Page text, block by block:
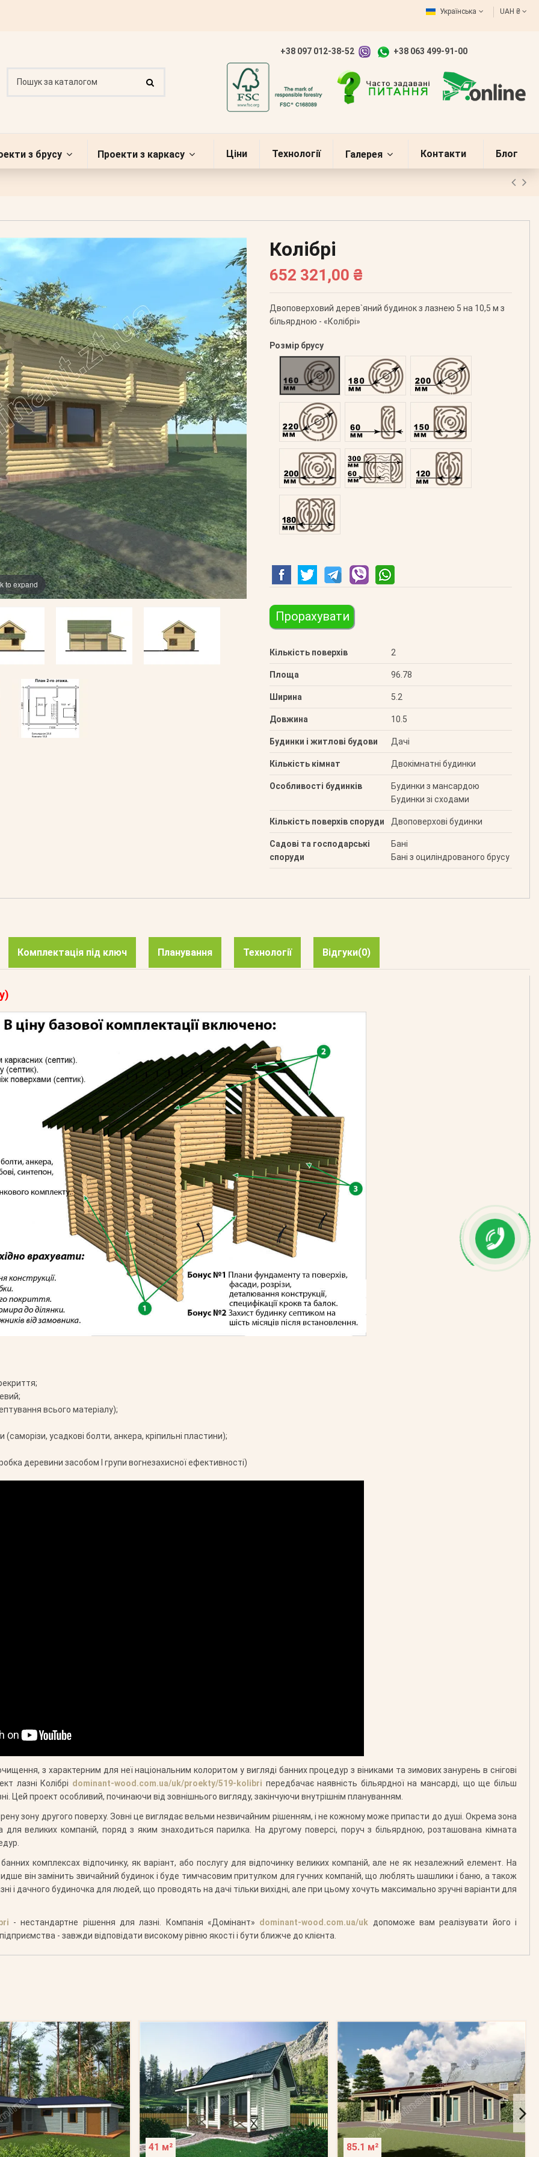
Українська UAH ₴
+38 097 012-38-52 +38 063 499-91-00
з брусу Проекти з каркасу Ціни Технології Галерея Контакти Блог
to expand
Колібрі
652 321,00 ₴
Двоповерховий дерев`яний будинок з лазнею 5 на 10,5 м з
більярдною - «Колібрі»
Розмір брусу
Оциліндрований 160Оциліндрований 180Оциліндрований 200
Оциліндрований 220Профільований 60Профільований 150
Профільований 200Подвійний 300 Клеєний 120
Клеєний 180
Прорахувати
Кількість поверхів 2
Площа 96.78
Ширина 5.2
Довжина 10.5
Будинки і житлові будови Дачі
Кількість кімнат Двокімнатні будинки
Особливості будинків
Будинки з мансардою
Будинки зі сходами
Кількість поверхів споруди Двоповерхові будинки
Садові та господарські
споруди
Бані
Бані з оциліндрованого брусу
Комплектація під ключ Планування Технології Відгуки(0)
всього матеріалу);
(саморізи, усадкові болти, анкера, кріпильні пластини);
деревини засобом І групи вогнезахисної ефективності)
з характерним для неї національним колоритом у вигляді банних процедур з віниками та зимових занурень в снігові
лазні Колібрі dominant-wood.com.ua/uk/proekty/519-kolibri передбачає наявність більярдної на мансарді, що ще більш
Цей проект особливий, починаючи від зовнішнього вигляду, закінчуючи внутрішнім плануванням.
зону другого поверху. Зовні це виглядає вельми незвичайним рішенням, і не кожному може припасти до душі. Окрема зона
великих компаній, поряд з яким знаходиться парилка. На другому поверсі, поруч з більярдною, розташована кімната
комплексах відпочинку, як варіант, або послугу для відпочинку великих компаній, але не як незалежний елемент. На
він замінить звичайний будинок і буде тимчасовим притулком для гучних компаній, що люблять шашлики і баню, а також
і дачного будиночка для людей, що проводять на дачі тільки вихідні, але при цьому хочуть максимально зручні варіанти для
- нестандартне рішення для лазні. Компанія «Домінант» dominant-wood.com.ua/uk допоможе вам реалізувати його і
- завжди відповідати високому рівню якості і бути ближче до клієнта.
41 м² 85.1 м²